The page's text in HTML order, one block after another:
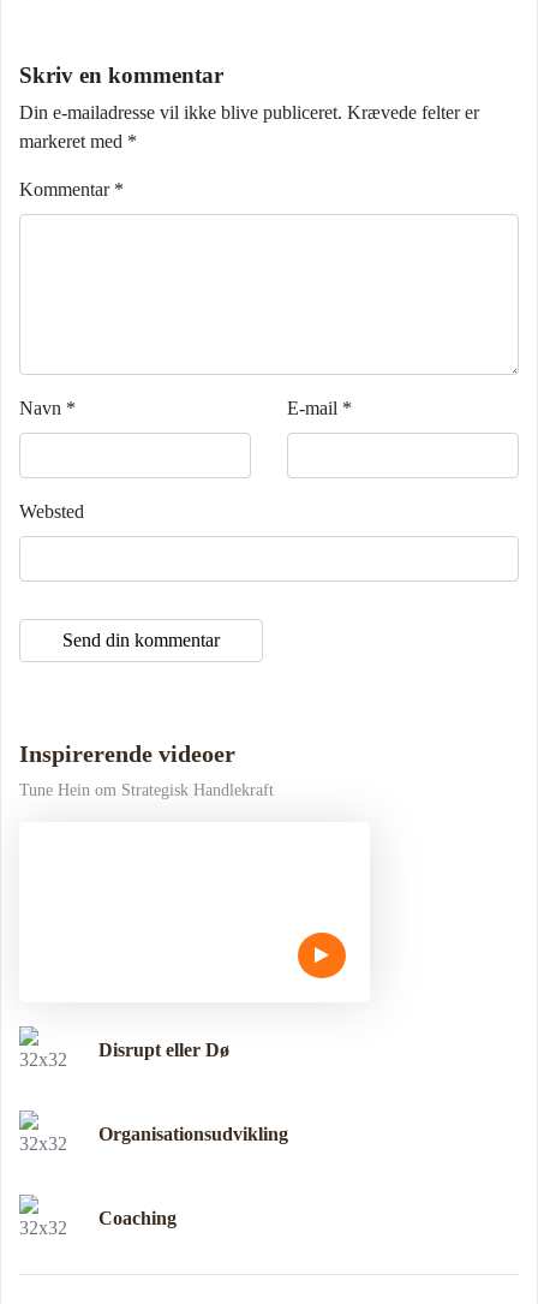
Skriv en kommentar
Din e-mailadresse vil ikke blive publiceret. Krævede felter er
markeret med *
Kommentar *
Navn * E-mail *
Websted
Inspirerende videoer
Tune Hein om Strategisk Handlekraft
Disrupt eller Dø
Organisationsudvikling
Coaching